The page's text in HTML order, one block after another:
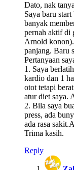
Dato, nak
Saya baru
banyak
pernah aktif di
Arnold konon).
panjang. Baru
Pertanyaan
1. Saya
kardio dan 1
otot tetapi
atur diet saya.
2. Bila saya
press, ada
ada rasa
Trima kasih.
Reply